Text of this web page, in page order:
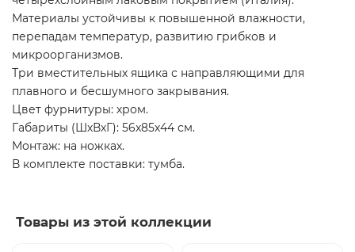
Материалы устойчивы к повышенной влажности,
перепадам температур, развитию грибков и
микроорганизмов.
Три вместительных ящика с направляющими для
плавного и бесшумного закрывания.
Цвет фурнитуры: хром.
Габариты (ШхВхГ): 56x85x44 см.
Монтаж: на ножках.
В комплекте поставки: тумба.
Товары из этой коллекции